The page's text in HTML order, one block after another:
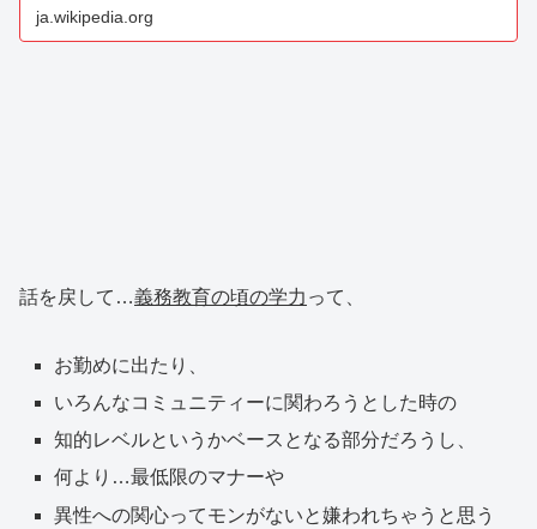
ja.wikipedia.org
話を戻して…義務教育の頃の学力 って、
お勤めに出たり、
いろんなコミュニティーに関わろうとした時の
知的レベルというかベースとなる部分だろうし、
何より…最低限のマナーや
異性への関心ってモンがないと嫌われちゃうと思う